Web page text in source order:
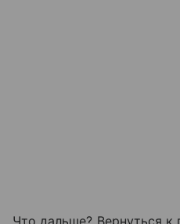
Что дальше? Вернуться к